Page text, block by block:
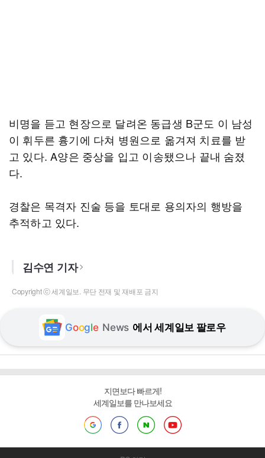
비명을 듣고 현장으로 달려온 동급생 B군도 이 남성
이 휘두른 흉기에 다쳐 병원으로 옮겨져 치료를 받
고 있다. A양은 중상을 입고 이송됐으나 끝내 숨졌
다.
경찰은 목격자 진술 등을 토대로 용의자의 행방을
추적하고 있다.
김수연 기자
Copyright ⓒ 세계일보. 무단 전재 및 재배포 금지
Google News 에서 세계일보 팔로우
지면보다 빠르게!
세계일보를 만나보세요